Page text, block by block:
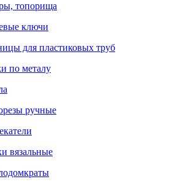
топорища
ключи
для пластиковых труб
по металу
ручные
вязальные